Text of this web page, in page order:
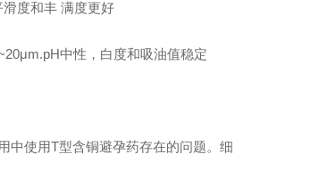
度和丰 满度更好
中性，白度和吸油值稳定
中使用T型含铜避孕药存在的问题。细